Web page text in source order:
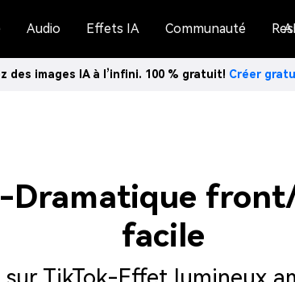
Audio Effets IA Communauté
des images IA à l’infini. 100 % gratuit! Créer
-Dramatique
facile